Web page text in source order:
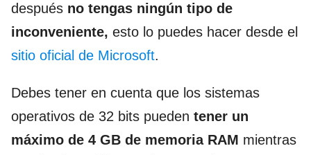
después no tengas ningún tipo de
inconveniente, esto lo puedes hacer desde el
sitio oficial de Microsoft.
Debes tener en cuenta que los sistemas
operativos de 32 bits pueden tener un
máximo de 4 GB de memoria RAM mientras